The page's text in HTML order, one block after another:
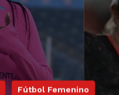
Fútbol Femenino